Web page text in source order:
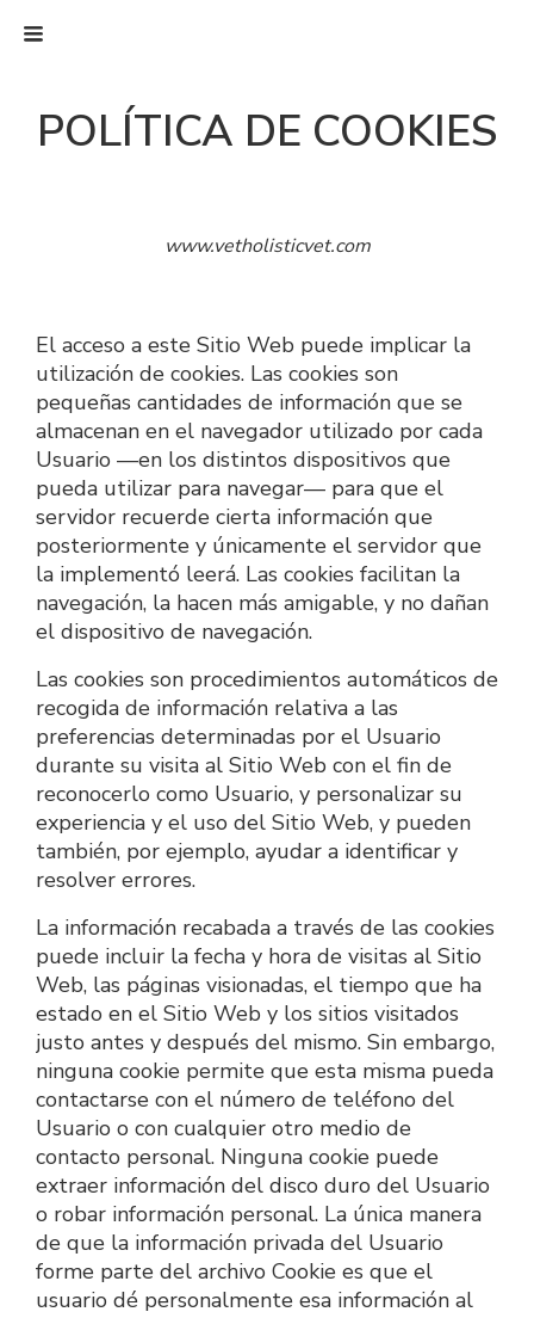
POLÍTICA DE COOKIES
www.vetholisticvet.com
El acceso a este Sitio Web puede implicar la
utilización de cookies. Las cookies son
pequeñas cantidades de información que se
almacenan en el navegador utilizado por cada
Usuario —en los distintos dispositivos que
pueda utilizar para navegar— para que el
servidor recuerde cierta información que
posteriormente y únicamente el servidor que
la implementó leerá. Las cookies facilitan la
navegación, la hacen más amigable, y no dañan
el dispositivo de navegación.
Las cookies son procedimientos automáticos de
recogida de información relativa a las
preferencias determinadas por el Usuario
durante su visita al Sitio Web con el fin de
reconocerlo como Usuario, y personalizar su
experiencia y el uso del Sitio Web, y pueden
también, por ejemplo, ayudar a identificar y
resolver errores.
La información recabada a través de las cookies
puede incluir la fecha y hora de visitas al Sitio
Web, las páginas visionadas, el tiempo que ha
estado en el Sitio Web y los sitios visitados
justo antes y después del mismo. Sin embargo,
ninguna cookie permite que esta misma pueda
contactarse con el número de teléfono del
Usuario o con cualquier otro medio de
contacto personal. Ninguna cookie puede
extraer información del disco duro del Usuario
o robar información personal. La única manera
de que la información privada del Usuario
forme parte del archivo Cookie es que el
usuario dé personalmente esa información al